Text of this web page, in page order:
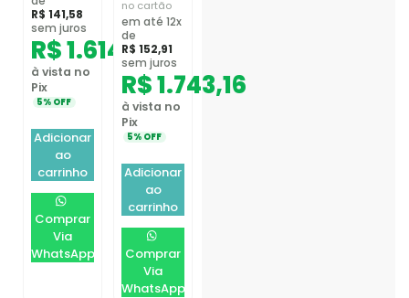
R$ 141,58
sem juros
R$1.614,05
à vista no
Pix
5% OFF
Adicionar
ao
carrinho
Comprar
Via
WhatsApp
no cartão
em até 12x
de
R$ 152,91
sem juros
R$1.743,16
à vista no
Pix
5% OFF
Adicionar
ao
carrinho
Comprar
Via
WhatsApp